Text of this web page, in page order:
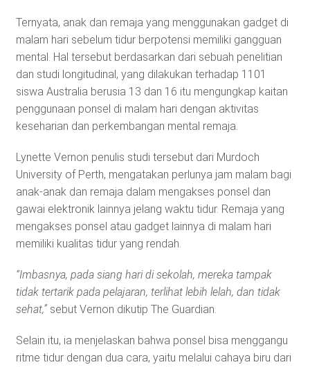
Ternyata, anak dan remaja yang menggunakan gadget di
malam hari sebelum tidur berpotensi memiliki gangguan
mental. Hal tersebut berdasarkan dari sebuah penelitian
dan studi longitudinal, yang dilakukan terhadap 1101
siswa Australia berusia 13 dan 16 itu mengungkap kaitan
penggunaan ponsel di malam hari dengan aktivitas
keseharian dan perkembangan mental remaja.
Lynette Vernon penulis studi tersebut dari Murdoch
University of Perth, mengatakan perlunya jam malam bagi
anak-anak dan remaja dalam mengakses ponsel dan
gawai elektronik lainnya jelang waktu tidur. Remaja yang
mengakses ponsel atau gadget lainnya di malam hari
memiliki kualitas tidur yang rendah.
“Imbasnya, pada siang hari di sekolah, mereka tampak
tidak tertarik pada pelajaran, terlihat lebih lelah, dan tidak
sehat,”sebut Vernon dikutip The Guardian.
Selain itu, ia menjelaskan bahwa ponsel bisa menggangu
ritme tidur dengan dua cara, yaitu melalui cahaya biru dari